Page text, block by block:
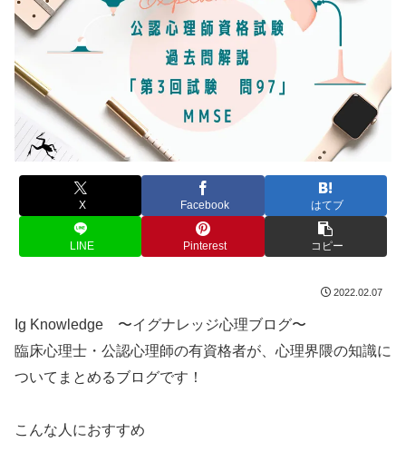
X Facebook はてブ
LINE Pinterest コピー
2022.02.07
Ig Knowledge 〜イグナレッジ心理ブログ〜
臨床心理士・公認心理師の有資格者が、心理界隈の知識に
ついてまとめるブログです！
こんな人におすすめ